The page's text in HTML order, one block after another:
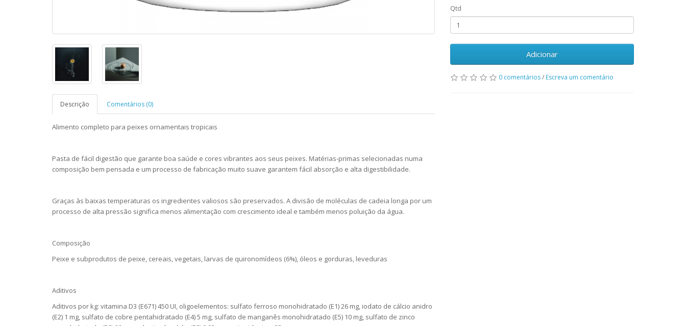
Descrição Comentários (0)
Alimento completo para peixes ornamentais tropicais
Pasta de fácil digestão que garante boa saúde e cores vibrantes aos seus peixes. Matérias-primas selecionadas numa
composição bem pensada e um processo de fabricação muito suave garantem fácil absorção e alta digestibilidade.
Graças às baixas temperaturas os ingredientes valiosos são preservados. A divisão de moléculas de cadeia longa por um
processo de alta pressão significa menos alimentação com crescimento ideal e também menos poluição da água.
Composição
Peixe e subprodutos de peixe, cereais, vegetais, larvas de quironomídeos (6%), óleos e gorduras, leveduras
Aditivos
Aditivos por kg: vitamina D3 (E671) 450 UI, oligoelementos: sulfato ferroso monohidratado (E1) 26 mg, iodato de cálcio anidro
(E2) 1 mg, sulfato de cobre pentahidratado (E4) 5 mg, sulfato de manganês monohidratado (E5) 10 mg, sulfato de zinco
Qtd
Adicionar
0 comentários/ Escreva um comentário